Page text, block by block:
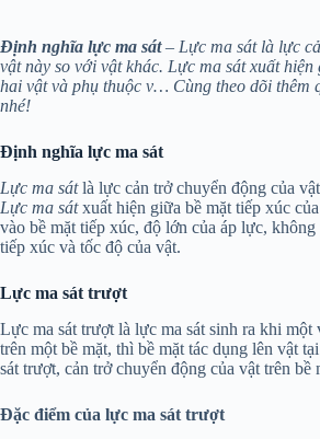
Định nghĩa lực ma sát– Lực ma sát là lực
vật này so với vật khác. Lực ma sát xuất
hai vật và phụ thuộc v… Cùng theo dõi thêm
nhé!
Định nghĩa lực ma sát
Lực ma sátlà lực cản trở chuyển động của
Lực ma sátxuất hiện giữa bề mặt tiếp xúc
vào bề mặt tiếp xúc, độ lớn của áp lực,
tiếp xúc và tốc độ của vật.
Lực ma sát trượt
Lực ma sát trượt là lực ma sát sinh ra khi một
trên một bề mặt, thì bề mặt tác dụng lên vật
sát trượt, cản trở chuyển động của vật trên bề
Đặc điểm của lực ma sát trượt